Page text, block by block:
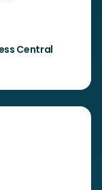
Central